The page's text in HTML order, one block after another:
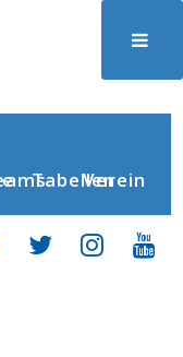
TabellenVerein